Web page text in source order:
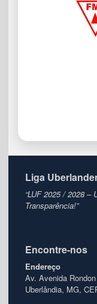
Liga
“LUF 2025 / 2028 –
Transparência!”
Encontre-nos
Endereço
Av. Avenida
Uberlândia, MG,